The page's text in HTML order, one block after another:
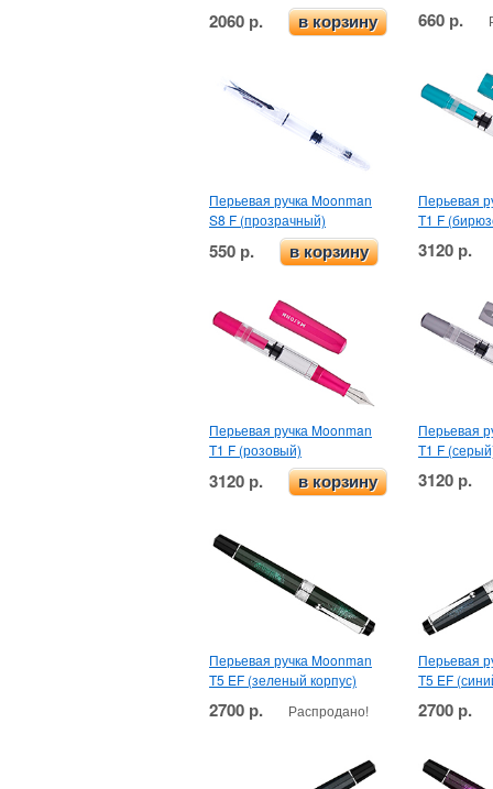
2060 р. в корзину 660 р.
Перьевая ручка Moonman
S8 F (прозрачный)
550 р. в корзину
Перьевая
T1 F
3120 р.
Перьевая ручка Moonman
T1 F (розовый)
3120 р. в корзину
Перьевая
T1 F
3120 р.
Перьевая ручка Moonman
T5 EF (зеленый корпус)
2700 р. Распродано!
Перьевая
T5 EF
2700 р.